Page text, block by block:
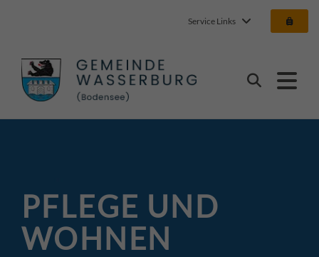
Service Links
Suchen
PFLEGE UND
WOHNEN